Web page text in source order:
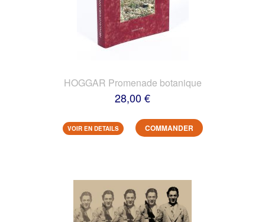
HOGGAR Promenade botanique
28,00 €
VOIR EN DETAILS COMMANDER